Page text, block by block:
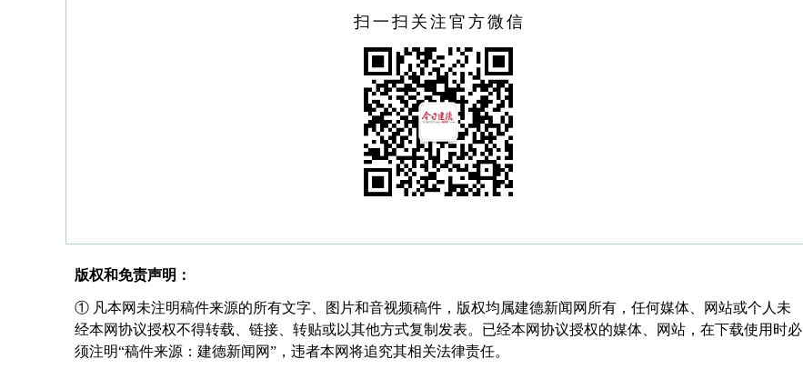
扫一扫关注官方微信
版权和免责声明：
① 凡本网未注明稿件来源的所有文字、图片和音视频稿件，版权均属建德新闻网所有，任何媒体、网站或个人未
经本网协议授权不得转载、链接、转贴或以其他方式复制发表。已经本网协议授权的媒体、网站，在下载使用时必
须注明“稿件来源：建德新闻网”，违者本网将追究其相关法律责任。